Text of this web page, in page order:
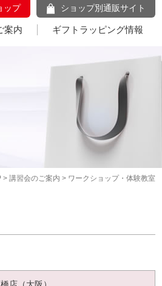
ップ ショップ別通販サイト
案内 ギフトラッピング情報
> 講習会のご案内 > ワークショップ・体験教室